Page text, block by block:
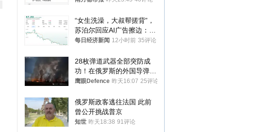
“女生洗澡，大叔帮搓背”，
苏泊尔回应AI广告擦边：视
频全下架，已强化内容管理
每日经济新闻 12小时前 35评论
28枚弹道武器全部突防成
功！在俄罗斯的外国导弹发
射车都是合法打击目标
鹰眼Defence 昨天16:07 25评论
俄罗斯政客逃往法国 此前
曾公开挑战普京
知世 昨天18:38 91评论